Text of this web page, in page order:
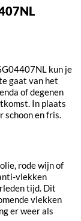
kun je
gaat van het
of degenen
In plaats
en fris.
rode wijn of
vlekken
tijd. Dit
vlekken
er weer als